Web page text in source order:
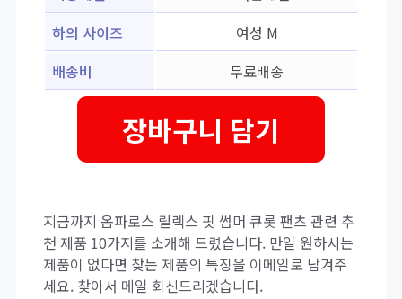
하의 사이즈
여성 M
배송비
무료배송
장바구니 담기
지금까지 옴파로스 릴렉스 핏 썸머 큐롯 팬츠 관련 추
천 제품 10가지를 소개해 드렸습니다. 만일 원하시는
제품이 없다면 찾는 제품의 특징을 이메일로 남겨주
세요. 찾아서 메일 회신드리겠습니다.